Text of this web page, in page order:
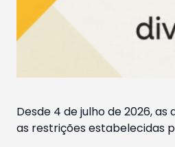
Desde 4 de julho de 2026,
as restrições estabelecidas